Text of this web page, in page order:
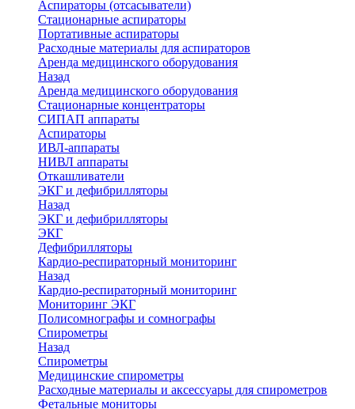
Аспираторы (отсасыватели)
Стационарные аспираторы
Портативные аспираторы
Расходные материалы для аспираторов
Аренда медицинского оборудования
Назад
Аренда медицинского оборудования
Стационарные концентраторы
СИПАП аппараты
Аспираторы
ИВЛ-аппараты
НИВЛ аппараты
Откашливатели
ЭКГ и дефибрилляторы
Назад
ЭКГ и дефибрилляторы
ЭКГ
Дефибрилляторы
Кардио-респираторный мониторинг
Назад
Кардио-респираторный мониторинг
Мониторинг ЭКГ
Полисомнографы и сомнографы
Спирометры
Назад
Спирометры
Медицинские спирометры
Расходные материалы и аксессуары для спирометров
Фетальные мониторы